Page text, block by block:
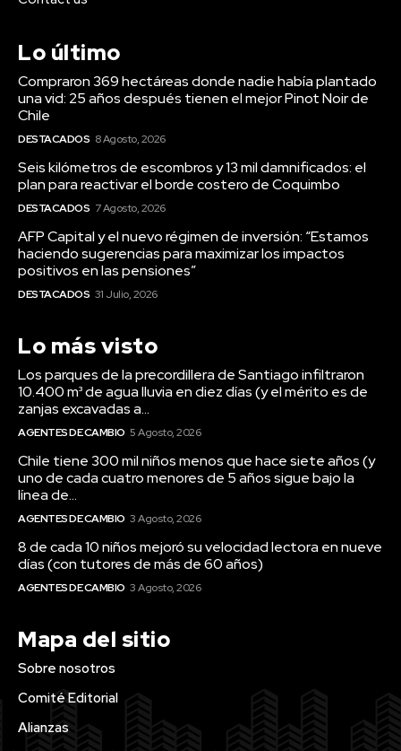
Lo último
Compraron 369 hectáreas donde nadie había plantado
una vid: 25 años después tienen el mejor Pinot Noir de
Chile
DESTACADOS 8 Agosto, 2026
Seis kilómetros de escombros y 13 mil damnificados: el
plan para reactivar el borde costero de Coquimbo
DESTACADOS 7 Agosto, 2026
AFP Capital y el nuevo régimen de inversión: “Estamos
haciendo sugerencias para maximizar los impactos
positivos en las pensiones”
DESTACADOS 31 Julio, 2026
Lo más visto
Los parques de la precordillera de Santiago infiltraron
10.400 m³ de agua lluvia en diez días (y el mérito es de
zanjas excavadas a...
AGENTES DE CAMBIO 5 Agosto, 2026
Chile tiene 300 mil niños menos que hace siete años (y
uno de cada cuatro menores de 5 años sigue bajo la
línea de...
AGENTES DE CAMBIO 3 Agosto, 2026
8 de cada 10 niños mejoró su velocidad lectora en nueve
días (con tutores de más de 60 años)
AGENTES DE CAMBIO 3 Agosto, 2026
Mapa del sitio
Sobre nosotros
Comité Editorial
Alianzas